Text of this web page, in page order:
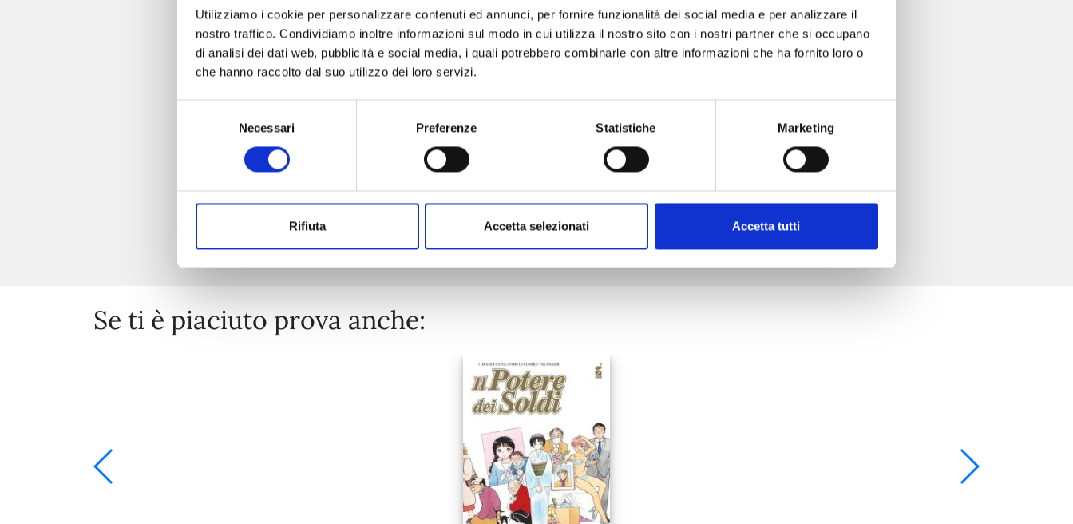
Utilizziamo i cookie per personalizzare contenuti ed annunci, per fornire funzionalità dei social media e per analizzare il
nostro traffico. Condividiamo inoltre informazioni sul modo in cui utilizza il nostro sito con i nostri partner che si occupano
di analisi dei dati web, pubblicità e social media, i quali potrebbero combinarle con altre informazioni che ha fornito loro o
che hanno raccolto dal suo utilizzo dei loro servizi.
Necessari Preferenze Statistiche Marketing
Rifiuta Accetta selezionati Accetta tutti
JINRUI-SHOKU: BLIGHT OF MAN n. 5
€ 7,90
Mostra tutto
Se ti è piaciuto prova anche: